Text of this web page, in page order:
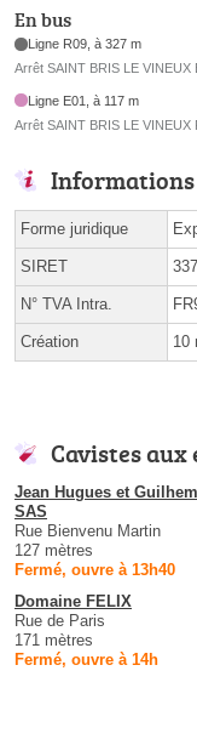
En bus
Ligne R09, à 327 m
Arrêt SAINT BRIS LE
Ligne E01, à 117 m
Arrêt SAINT BRIS LE
Informations
Forme juridique
SIRET
N° TVA Intra.
Création 10
Cavistes
Jean Hugues et
SAS
Rue Bienvenu Martin
127 mètres
Fermé, ouvre à 13h40
Domaine FELIX
Rue de Paris
171 mètres
Fermé, ouvre à 14h